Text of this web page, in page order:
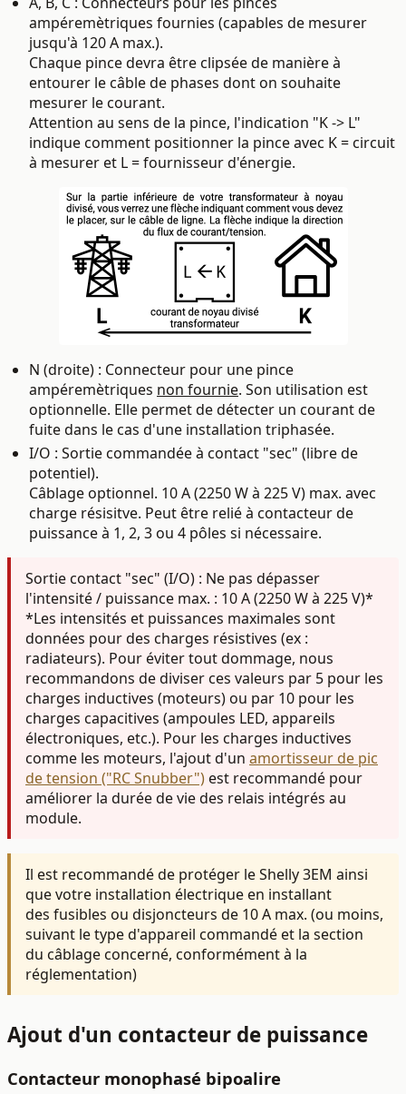
ampéremètriques fournies (capables de mesurer
jusqu'à 120 A max.).
Chaque pince devra être clipsée de manière à
entourer le câble de phases dont on souhaite
mesurer le courant.
Attention au sens de la pince, l'indication "K -> L"
indique comment positionner la pince avec K = circuit
à mesurer et L = fournisseur d'énergie.
N (droite) : Connecteur pour une pince
ampéremètriques non fournie. Son utilisation est
optionnelle. Elle permet de détecter un courant de
fuite dans le cas d'une installation triphasée.
I/O : Sortie commandée à contact "sec" (libre de
potentiel).
Câblage optionnel. 10 A (2250 W à 225 V) max. avec
charge résisitve. Peut être relié à contacteur de
puissance à 1, 2, 3 ou 4 pôles si nécessaire.
Sortie contact "sec" (I/O) : Ne pas dépasser
l'intensité / puissance max. : 10 A (2250 W à 225 V)*
*Les intensités et puissances maximales sont
données pour des charges résistives (ex :
radiateurs). Pour éviter tout dommage, nous
recommandons de diviser ces valeurs par 5 pour les
charges inductives (moteurs) ou par 10 pour les
charges capacitives (ampoules LED, appareils
électroniques, etc.). Pour les charges inductives
comme les moteurs, l'ajout d'un amortisseur de pic
de tension ("RC Snubber")est recommandé pour
améliorer la durée de vie des relais intégrés au
module.
Il est recommandé de protéger le Shelly 3EM ainsi
que votre installation électrique en installant
des fusibles ou disjoncteurs de 10 A max. (ou moins,
suivant le type d'appareil commandé et la section
du câblage concerné, conformément à la
réglementation)
Ajout d'un contacteur de puissance
Contacteur monophasé bipoalire